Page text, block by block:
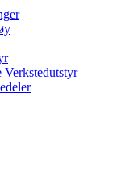
Verkstedutstyr